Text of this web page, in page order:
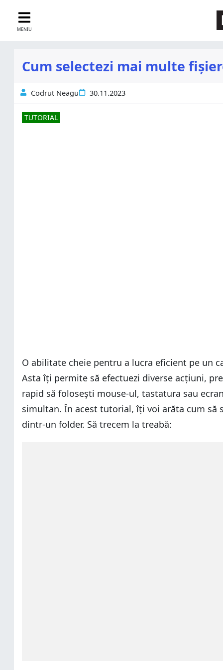
MENIU
Cum selectezi mai multe
Codrut Neagu 30.11.2023
TUTORIAL
O abilitate cheie pentru a lucra eficient pe un
Asta îți permite să efectuezi diverse acțiuni,
rapid să folosești mouse-ul, tastatura sau
simultan. În acest tutorial, îți voi arăta cum să
dintr-un folder. Să trecem la treabă: